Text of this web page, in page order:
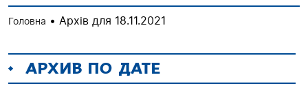
Головна • Архів для 18.11.2021
АРХИВ ПО ДАТЕ